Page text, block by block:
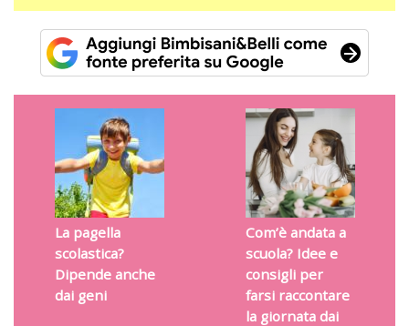
La pagella
scolastica?
Dipende anche
dai geni
Com’è andata a
scuola? Idee e
consigli per
farsi raccontare
la giornata dai